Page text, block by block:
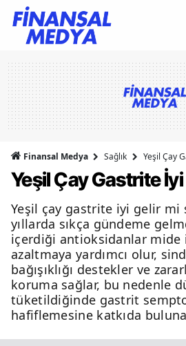
Finansal Medya Sağlık Yeşil Çay
Yeşil Çay Gastrite
Yeşil çay gastrite iyi gelir mi
yıllarda sıkça gündeme
içerdiği antioksidanlar mide
azaltmaya yardımcı olur,
bağışıklığı destekler ve
koruma sağlar, bu nedenle
tüketildiğinde gastrit
hafiflemesine katkıda